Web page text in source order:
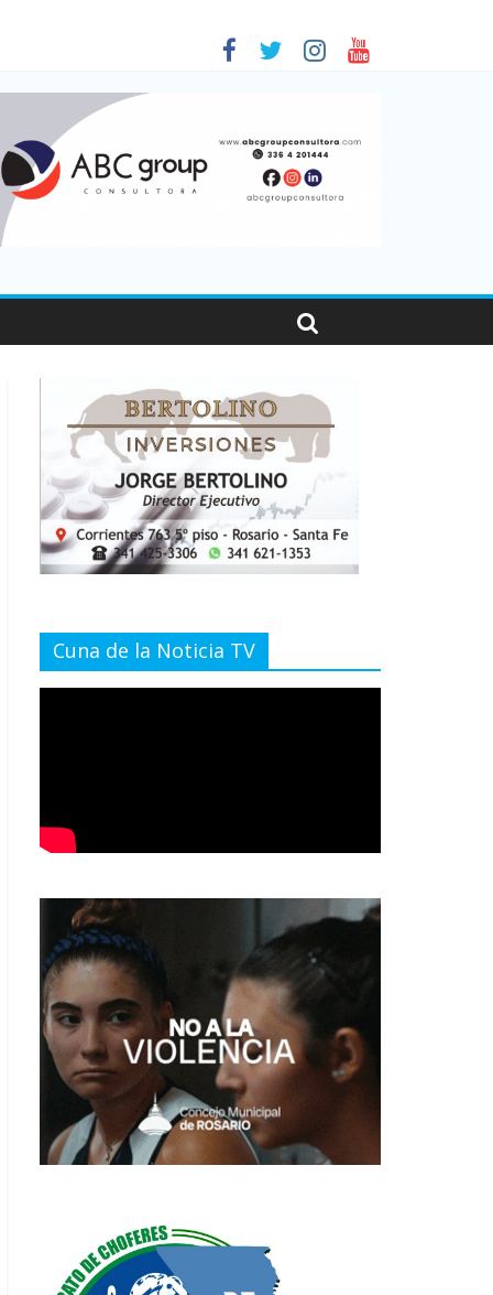
viajaron por el país, un 5,9% más que en 2025
Cuna de la Noticia TV